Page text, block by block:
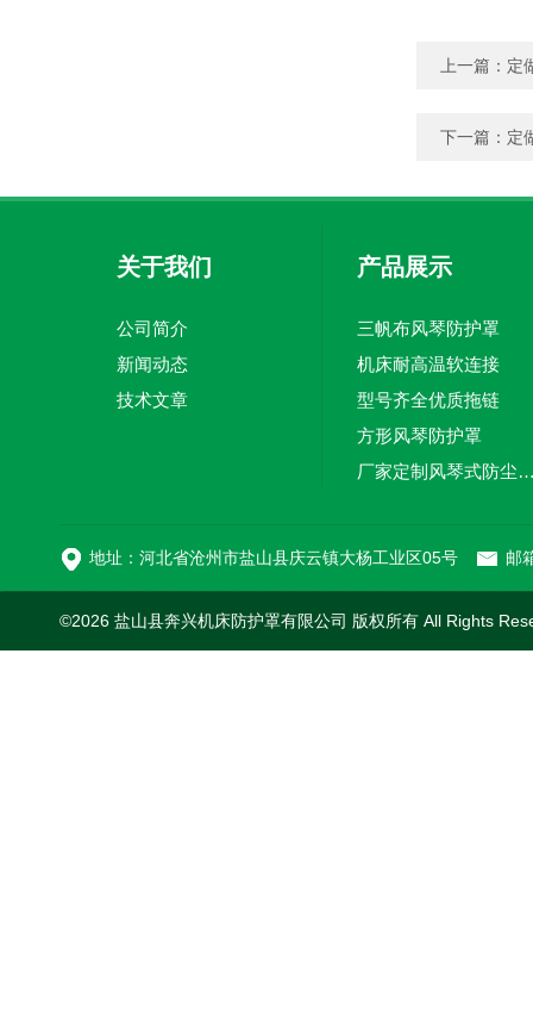
上一篇： 定
下一篇： 定
关于我们
公司简介
新闻动态
技术文章
产品展示
三帆布风琴防护罩
机床耐高温软连接
型号齐全优质拖链
方形风琴防护罩
厂家定制风琴式
地址：河北省沧州市盐山县庆云镇大杨工业区05号 邮
©2026 盐山县奔兴机床防护罩有限公司 版权所有 All Rights